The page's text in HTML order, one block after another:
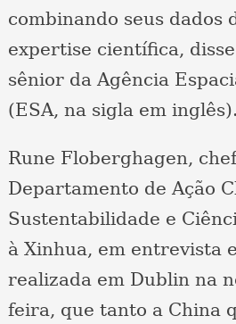
combinando seus dados
expertise científica,
sênior da Agência
(ESA, na sigla em inglês).
Rune Floberghagen,
Departamento de Ação
Sustentabilidade e
à Xinhua, em entrevista
realizada em Dublin na
feira, que tanto a China